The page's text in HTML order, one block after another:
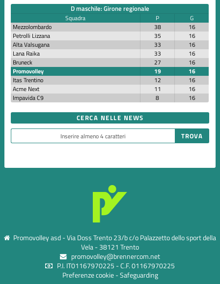
D maschile: Girone regionale
Squadra P
G
Mezzolombardo
38
16
Petrolli Lizzana
35
16
Alta Valsugana
33
16
Lana Raika
33
16
Bruneck
27
16
Promovolley
19
16
Itas Trentino
12
16
Acme Next
11
16
Impavida C9
8 16
CERCA NELLE NEWS
Promovolley asd - Via Doss Trento 23/b c/o Palazzetto dello sport della
Vela - 38121 Trento
promovolley@brennercom.net
P.I. IT01167970225 - C.F. 01167970225
Preferenze cookie-Safeguarding